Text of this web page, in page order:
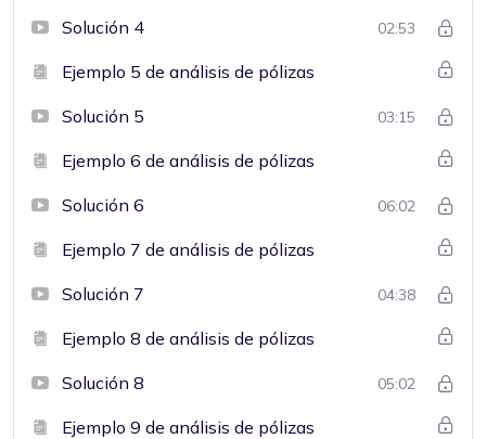
Solución 4 02:53
Ejemplo 5 de análisis de pólizas
Solución 5 03:15
Ejemplo 6 de análisis de pólizas
Solución 6 06:02
Ejemplo 7 de análisis de pólizas
Solución 7 04:38
Ejemplo 8 de análisis de pólizas
Solución 8 05:02
Ejemplo 9 de análisis de pólizas